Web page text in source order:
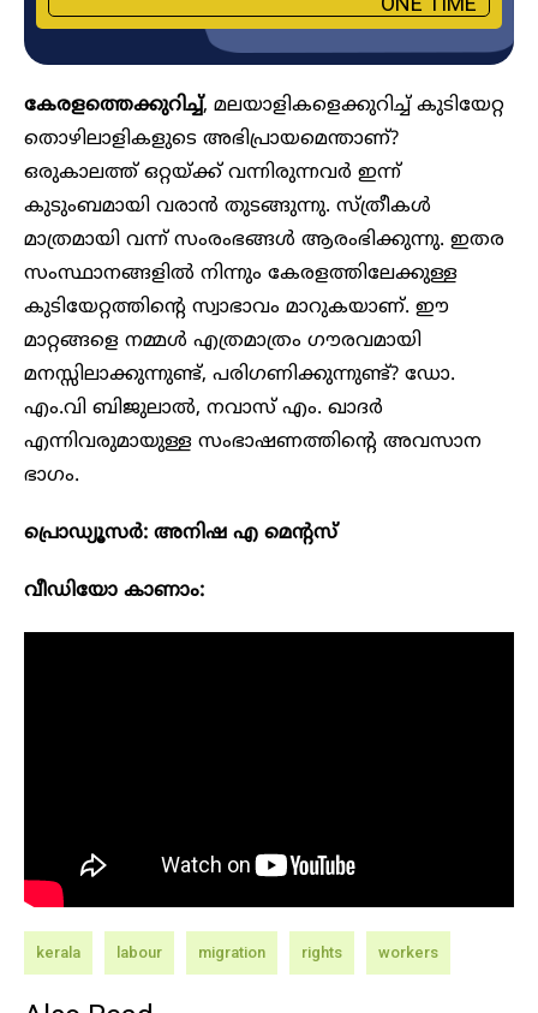
കേരളത്തെക്കുറിച്ച്, മലയാളികളെക്കുറിച്ച് കുടിയേറ്റ
തൊഴിലാളികളുടെ അഭിപ്രായമെന്താണ്?
ഒരുകാലത്ത് ഒറ്റയ്ക്ക് വന്നിരുന്നവർ ഇന്ന്
കുടുംബമായി വരാൻ തുടങ്ങുന്നു. സ്ത്രീകൾ
മാത്രമായി വന്ന് സംരംഭങ്ങൾ ആരംഭിക്കുന്നു. ഇതര
സംസ്ഥാനങ്ങളിൽ നിന്നും കേരളത്തിലേക്കുള്ള
കുടിയേറ്റത്തിന്റെ സ്വാഭാവം മാറുകയാണ്. ഈ
മാറ്റങ്ങളെ നമ്മൾ എത്രമാത്രം ഗൗരവമായി
മനസ്സിലാക്കുന്നുണ്ട്, പരിഗണിക്കുന്നുണ്ട്? ഡോ.
എം.വി ബിജുലാൽ, നവാസ് എം. ഖാദർ
എന്നിവരുമായുള്ള സംഭാഷണത്തിന്റെ അവസാന
ഭാഗം.
പ്രൊഡ്യൂസർ: അനിഷ എ മെന്റസ്
വീഡിയോ കാണാം:
kerala labour migration rights workers